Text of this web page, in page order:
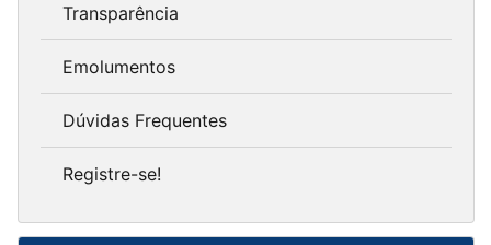
Transparência
Emolumentos
Dúvidas Frequentes
Registre-se!